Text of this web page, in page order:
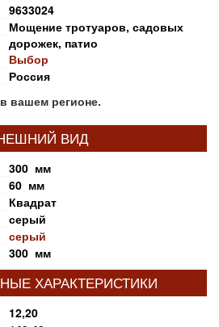
9633024
Мощение тротуаров, садовых
дорожек, патио
Выбор
Россия
вашем регионе.
ВИД
300 мм
60 мм
Квадрат
серый
серый
300 мм
ХАРАКТЕРИСТИКИ
12,20